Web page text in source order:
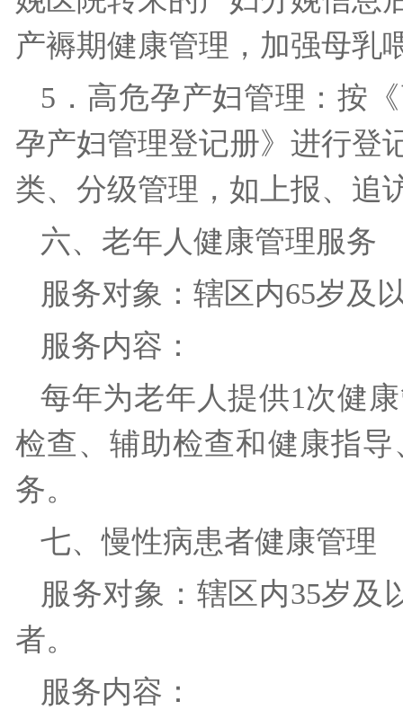
产褥期健康管理，加强母
5．高危孕产妇管理：按
孕产妇管理登记册》进行登
类、分级管理，如上报、
六、老年人健康管理服
服务对象：辖区内65岁
服务内容：
每年为老年人提供1次健
检查、辅助检查和健康指
务。
七、慢性病患者健康管
服务对象：辖区内35岁及
者。
服务内容：